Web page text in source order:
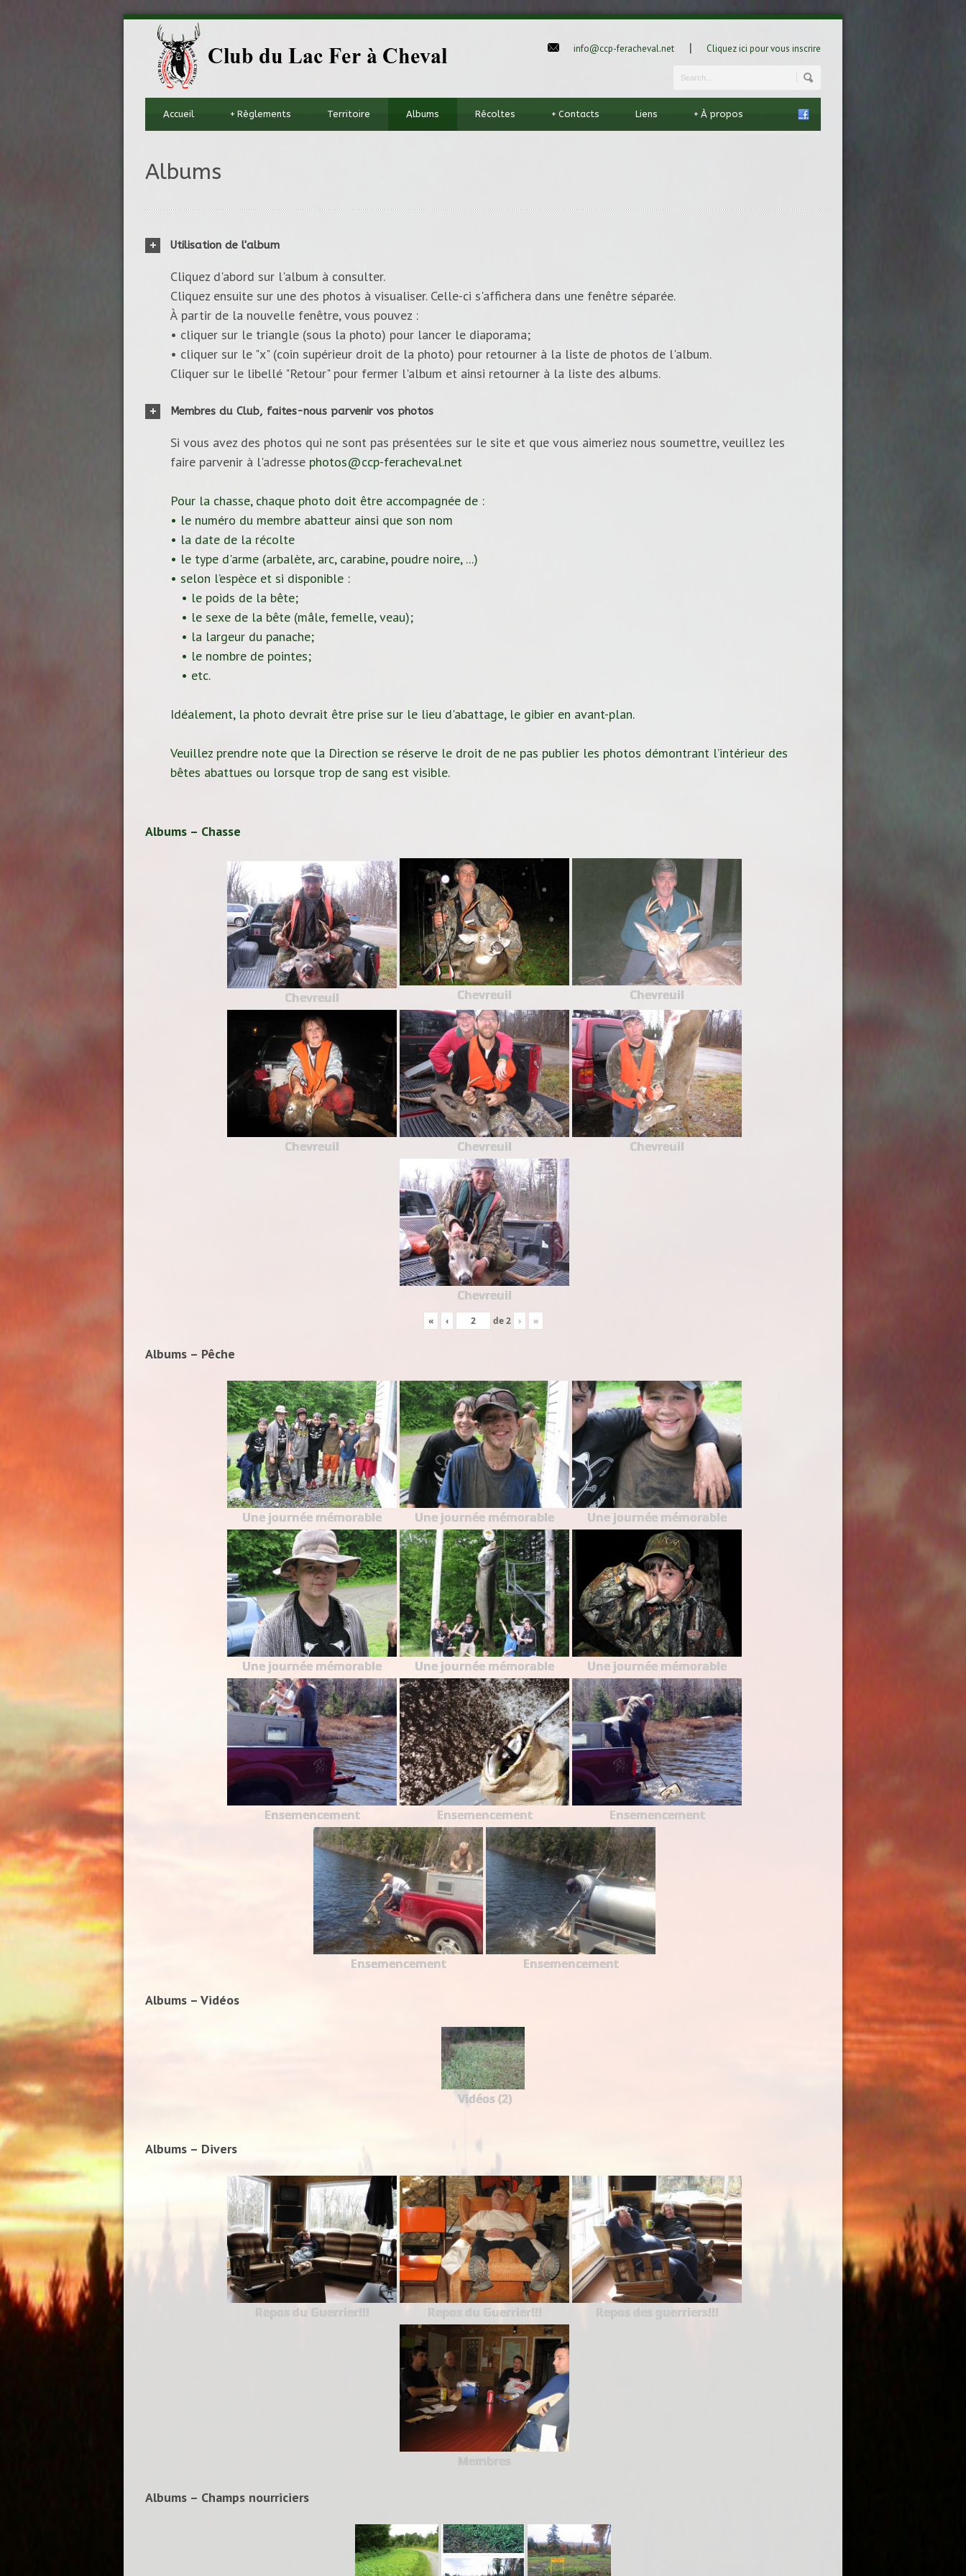
info@ccp-feracheval.net | Cliquez ici pour vous inscrire
Accueil Règlements
+ Territoire Albums Récoltes Contacts
+ Liens À propos
+
Albums
Utilisation de l'album
Cliquez d'abord sur l'album à consulter.
Cliquez ensuite sur une des photos à visualiser. Celle-ci s'affichera dans une fenêtre séparée.
À partir de la nouvelle fenêtre, vous pouvez :
• cliquer sur le triangle (sous la photo) pour lancer le diaporama;
• cliquer sur le "x" (coin supérieur droit de la photo) pour retourner à la liste de photos de l'album.
Cliquer sur le libellé "Retour" pour fermer l'album et ainsi retourner à la liste des albums.
Membres du Club, faites-nous parvenir vos photos
Si vous avez des photos qui ne sont pas présentées sur le site et que vous aimeriez nous soumettre, veuillez les
faire parvenir à l'adresse photos@ccp-feracheval.net
Pour la chasse, chaque photo doit être accompagnée de :
• le numéro du membre abatteur ainsi que son nom
• la date de la récolte
• le type d'arme (arbalète, arc, carabine, poudre noire, ...)
• selon l’espèce et si disponible :
• le poids de la bête;
• le sexe de la bête (mâle, femelle, veau);
• la largeur du panache;
• le nombre de pointes;
• etc.
Idéalement, la photo devrait être prise sur le lieu d'abattage, le gibier en avant-plan.
Veuillez prendre note que la Direction se réserve le droit de ne pas publier les photos démontrant l’intérieur des
bêtes abattues ou lorsque trop de sang est visible.
Albums – Chasse
Chevreuil Chevreuil Chevreuil
Chevreuil Chevreuil Chevreuil
Chevreuil
« ‹ de2 › »
Albums – Pêche
Une journée mémorable Une journée mémorable Une journée mémorable
Une journée mémorable Une journée mémorable Une journée mémorable
Ensemencement Ensemencement Ensemencement
Ensemencement Ensemencement
Albums – Vidéos
Vidéos (2)
Albums – Divers
Repos du Guerrier!!! Repos du Guerrier!!! Repos des guerriers!!!
Membres
Albums – Champs nourriciers